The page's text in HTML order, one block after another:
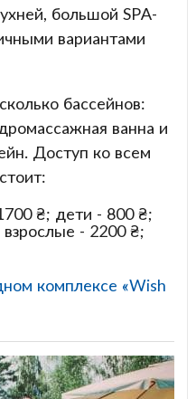
большой SPA-
вариантами
бассейнов:
ванна и
Доступ ко всем
₴; дети - 800 ₴;
взрослые - 2200 ₴;
комплексе «Wish